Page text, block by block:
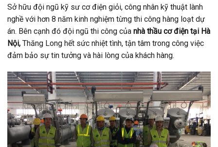
Sở hữu đội ngũ kỹ sư cơ điện giỏi, công nhân kỹ thuật lành
nghề với hơn 8 năm kinh nghiệm từng thi công hàng loạt dự
án. Bên cạnh đó đội ngũ thi công của nhà thầu cơ điện tại Hà
Nội, Thăng Long hết sức nhiệt tình, tận tâm trong công việc
đảm bảo sự tin tưởng và hài lòng của khách hàng.